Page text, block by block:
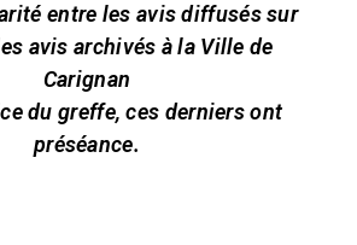
entre les avis diffusés sur
avis archivés à la Ville de
Carignan
du greffe, ces derniers ont
préséance.